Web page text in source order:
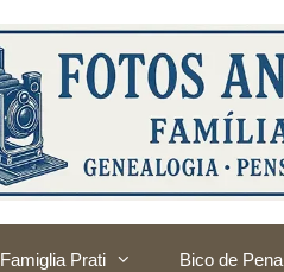
Famiglia Prati Bico de Pena